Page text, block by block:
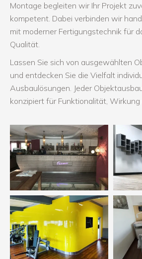
Montage begleiten wir Ihr Projekt
kompetent. Dabei verbinden wir
mit moderner Fertigungstechnik für
Qualität.
Lassen Sie sich von ausgewählten
und entdecken Sie die Vielfalt
Ausbaulösungen. Jeder
konzipiert für Funktionalität, Wirkung